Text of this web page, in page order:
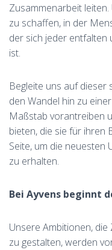
Zusammenarbeit
zu schaffen, in der
der sich jeder entfalten
ist.
Begleite uns auf dieser
den Wandel hin zu
Maßstab vorantreiben
bieten, die sie für ihren
Seite, um die neuesten
zu erhalten.
Bei Ayvens beginnt
Unsere Ambitionen,
zu gestalten, werden